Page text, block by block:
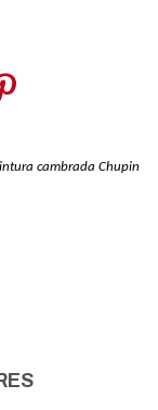
cambrada Chupin